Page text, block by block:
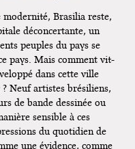
modernité, Brasilia reste,
déconcertante, un
peuples du pays se
pays. Mais comment vit-
dans cette ville
Neuf artistes brésiliens,
de bande dessinée ou
sensible à ces
du quotidien de
une évidence, comme